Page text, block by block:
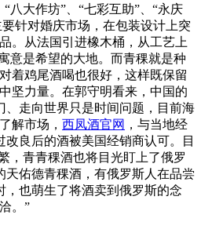
大作坊”、“七彩互助”、“永庆
针对婚庆市场，在包装设计上突
。从法国引进橡木桶，从工艺上
意是希望的大地。而青稞就是种
着鸡尾酒喝也很好，这样既保留
坚力量。在郭守明看来，中国的
走向世界只是时间问题，目前海
解市场， 西凤酒官网 ，与当地经
良后的酒被美国经销商认可。目
，青青稞酒也将目光盯上了俄罗
佑德青稞酒，有俄罗斯人在品尝
也萌生了将酒卖到俄罗斯的念
。”